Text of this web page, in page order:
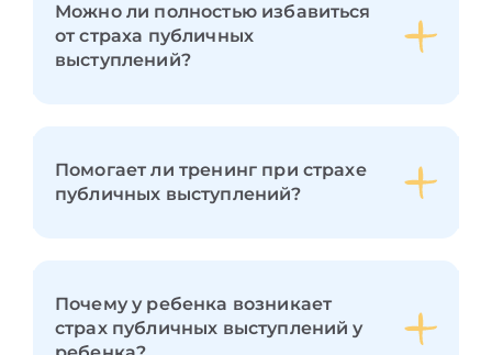
Можно ли полностью избавиться
от страха публичных
выступлений?
Помогает ли тренинг при страхе
публичных выступлений?
Почему у ребенка возникает
страх публичных выступлений у